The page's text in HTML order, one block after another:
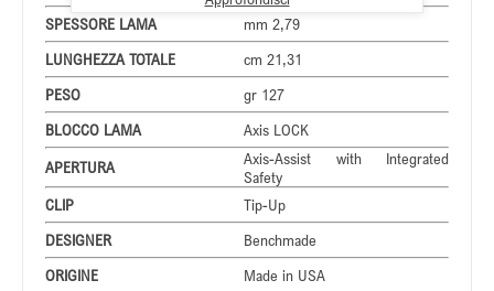
SPESSORE LAMA
mm 2,79
LUNGHEZZA TOTALE
cm 21,31
PESO
gr 127
BLOCCO LAMA
Axis LOCK
APERTURA
Axis-Assist with Integrated
Safety
CLIP
Tip-Up
DESIGNER
Benchmade
ORIGINE
Made in USA